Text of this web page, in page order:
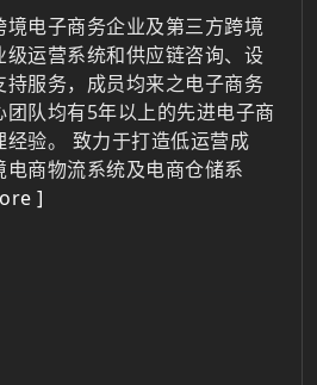
电子商务企业及第三方跨境
级运营系统和供应链咨询、设
服务，成员均来之电子商务
队均有5年以上的先进电子商
验。 致力于打造低运营成
商物流系统及电商仓储系
]